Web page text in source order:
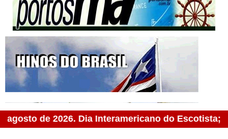
de 2026. Dia Interamericano do Escotista;